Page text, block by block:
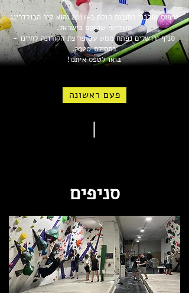
טיפוס אורבני רחובות הוקם ב-2011 והוא קיר הבולדרינג
השלישי שהוקם בישראל.
סניף ירושלים נפתח ממש עם פריצת הקורונה לחיינו -
בתחילת 2020.
בואו לטפס איתנו!
פעם ראשונה
סניפים